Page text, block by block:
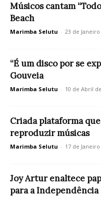
Músicos cantam
Beach
Marimba Selutu - 23 de Janeiro
“É um disco por se
Gouveia
Marimba Selutu - 10 de Abril
Criada plataforma
reproduzir músicas
Marimba Selutu - 17 de
Joy Artur enaltece
para a Independência